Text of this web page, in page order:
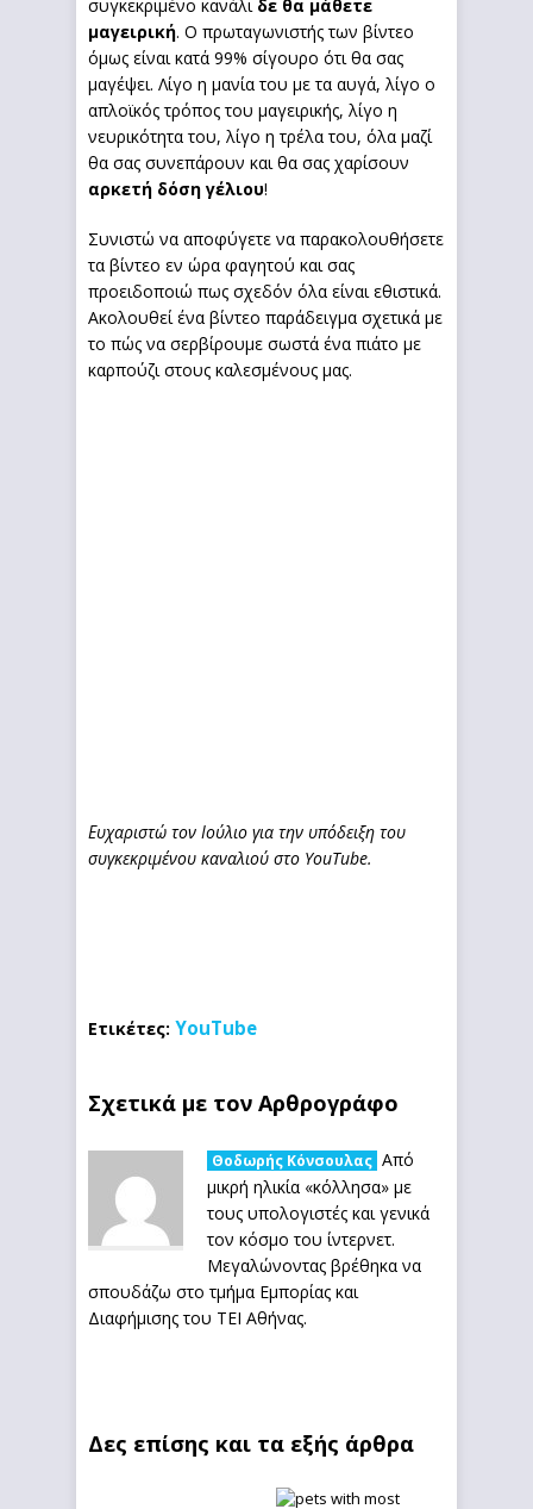
συγκεκριμένο κανάλι δε θα μάθετε
μαγειρική. Ο πρωταγωνιστής των βίντεο
όμως είναι κατά 99% σίγουρο ότι θα σας
μαγέψει. Λίγο η μανία του με τα αυγά, λίγο ο
απλοϊκός τρόπος του μαγειρικής, λίγο η
νευρικότητα του, λίγο η τρέλα του, όλα μαζί
θα σας συνεπάρουν και θα σας χαρίσουν
αρκετή δόση γέλιου!
Συνιστώ να αποφύγετε να παρακολουθήσετε
τα βίντεο εν ώρα φαγητού και σας
προειδοποιώ πως σχεδόν όλα είναι εθιστικά.
Ακολουθεί ένα βίντεο παράδειγμα σχετικά με
το πώς να σερβίρουμε σωστά ένα πιάτο με
καρπούζι στους καλεσμένους μας.
Ευχαριστώ τον Ιούλιο για την υπόδειξη του
συγκεκριμένου καναλιού στο YouTube.
Ετικέτες: YouTube
Σχετικά με τον Αρθρογράφο
Θοδωρής Κόνσουλας Από
μικρή ηλικία «κόλλησα» με
τους υπολογιστές και γενικά
τον κόσμο του ίντερνετ.
Μεγαλώνοντας βρέθηκα να
σπουδάζω στο τμήμα Εμπορίας και
Διαφήμισης του ΤΕΙ Αθήνας.
Δες επίσης και τα εξής άρθρα